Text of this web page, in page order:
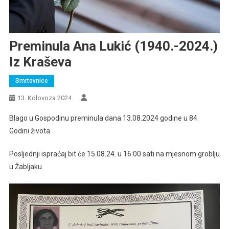
Preminula Ana Lukić (1940.-2024.)
Iz Kraševa
Smrtovnice
13. Kolovoza 2024.
Blago u Gospodinu preminula dana 13.08.2024 godine u 84.
Godini života.
Posljednji ispraćaj bit će 15.08.24. u 16:00 sati na mjesnom groblju
u Žabljaku.